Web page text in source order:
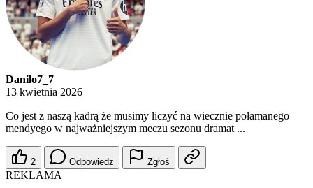
Danilo7_7
13 kwietnia 2026
Co jest z naszą kadrą że musimy liczyć na wiecznie połamanego
mendyego w najważniejszym meczu sezonu dramat ...
2 Odpowiedz Zgłoś
REKLAMA